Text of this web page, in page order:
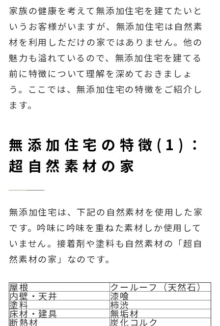
家族の健康を考えて無添加住宅を建てたいと
いうお客様がいますが、無添加住宅は自然素
材を利用しただけの家ではありません。他の
魅力も溢れているので、無添加住宅を建てる
前に特徴について理解を深めておきましょ
う。ここでは、無添加住宅の特徴をご紹介し
ます。
無添加住宅の特徴(1)：
超自然素材の家
無添加住宅は、下記の自然素材を使用した家
です。吟味に吟味を重ねた素材しか使用して
いません。接着剤や塗料も自然素材の「超自
然素材の家」なのです。
屋根 クールーフ（天然石）
内壁・天井 漆喰
塗料 柿渋
床材・建具 無垢材
断熱材 炭化コルク